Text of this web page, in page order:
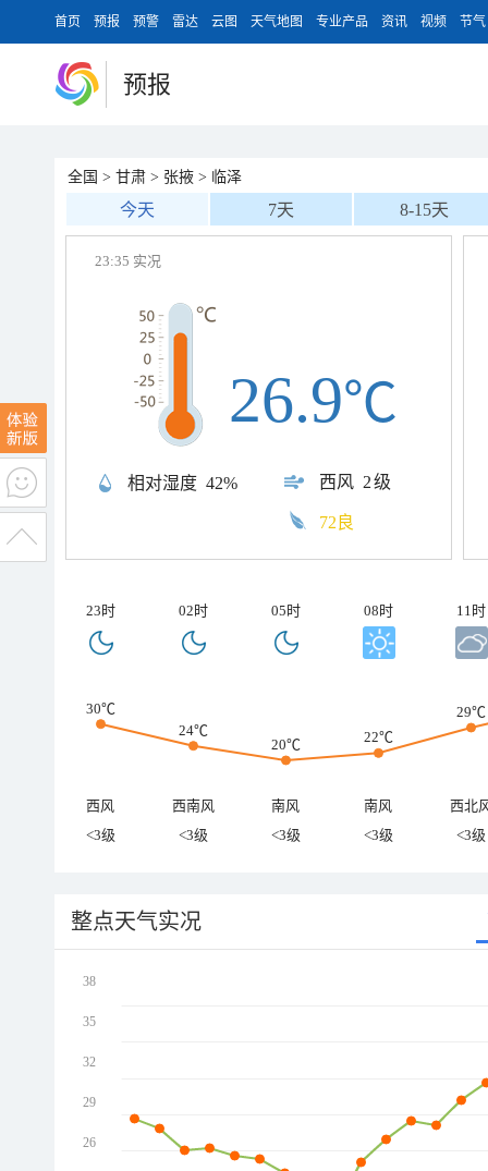
首页 预报 预警 雷达 云图 天气地图 专业产品 资讯 视频 节气
预报
全国 > 甘肃 > 张掖 > 临泽
今天 7天 8-15天
23:35 实况
相对湿度 42% 西风 2级
26.9℃
72良
23时 02时 05时 08时 11时
30℃
24℃
20℃
22℃
29℃
西风 西南风 南风 南风
西北
<3级
<3级 <3级 <3级 <3级
整点天气实况
38
35
32
29
26